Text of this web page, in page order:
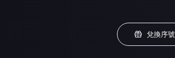
兌換序號